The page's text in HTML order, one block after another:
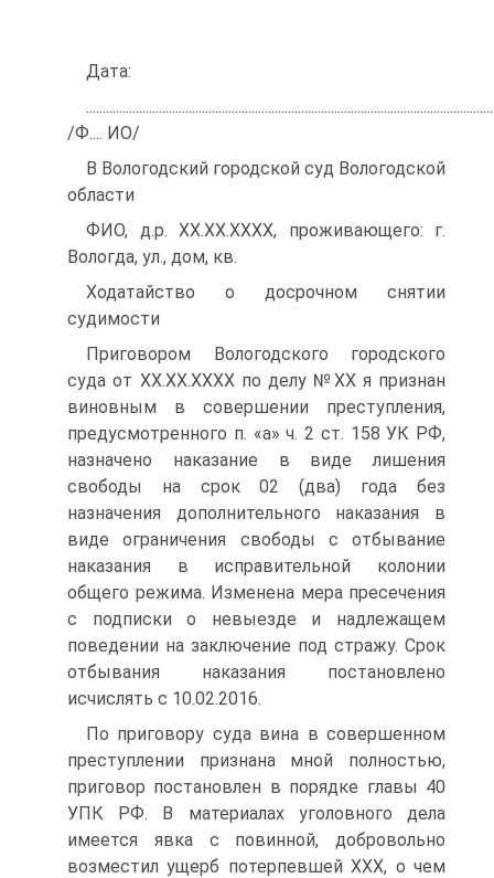
Дата:
/Ф.... ИО/
В Вологодский городской суд Вологодской
области
ФИО, д.р. ХХ.ХХ.ХХХХ, проживающего: г.
Вологда, ул., дом, кв.
Ходатайство о досрочном снятии
судимости
Приговором Вологодского городского
суда от ХХ.ХХ.ХХХХ по делу №ХХ я признан
виновным в совершении преступления,
предусмотренного п. «а» ч. 2 ст. 158 УК РФ,
назначено наказание в виде лишения
свободы на срок 02 (два) года без
назначения дополнительного наказания в
виде ограничения свободы с отбывание
наказания в исправительной колонии
общего режима. Изменена мера пресечения
с подписки о невыезде и надлежащем
поведении на заключение под стражу. Срок
отбывания наказания постановлено
исчислять с 10.02.2016.
По приговору суда вина в совершенном
преступлении признана мной полностью,
приговор постановлен в порядке главы 40
УПК РФ. В материалах уголовного дела
имеется явка с повинной, добровольно
возместил ущерб потерпевшей XXX, о чем